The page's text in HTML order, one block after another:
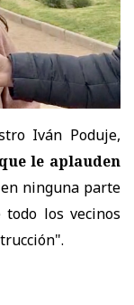
Iván Poduje,
le aplauden
ninguna parte
los vecinos